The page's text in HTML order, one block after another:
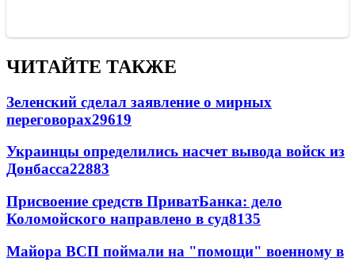
ЧИТАЙТЕ ТАКЖЕ
Зеленский сделал заявление о мирных
переговорах29619
Украинцы определились насчет вывода войск из
Донбасса22883
Присвоение средств ПриватБанка: дело
Коломойского направлено в суд8135
Майора ВСП поймали на "помощи" военному в